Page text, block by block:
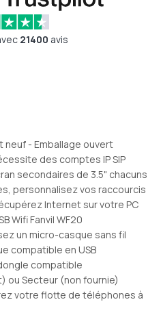
21400 avis
neuf - Emballage ouvert
des comptes IP SIP
secondaires de 3.5" chacuns
personnalisez vos raccourcis
Internet sur votre PC
Wifi Fanvil WF20
un micro-casque sans fil
compatible en USB
compatible
ou Secteur (non fournie)
votre flotte de téléphones à